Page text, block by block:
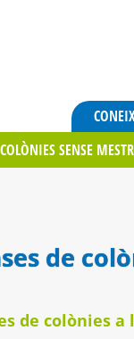
COLÒNIES SENSE
de
de colònies